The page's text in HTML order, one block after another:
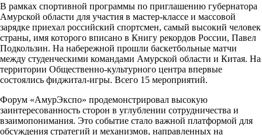
В рамках спортивной программы по приглашению губернатора
Амурской области для участия в мастер-классе и массовой
зарядке приехал российский спортсмен, самый высокий человек
страны, имя которого вписано в Книгу рекордов России, Павел
Подкользин. На набережной прошли баскетбольные матчи
между студенческими командами Амурской области и Китая. На
территории Общественно-культурного центра впервые
состоялись фиджитал-игры. Всего 15 мероприятий.
Форум «АмурЭкспо» продемонстрировал высокую
заинтересованность сторон в углублении сотрудничества и
взаимопонимания. Это событие стало важной платформой для
обсуждения стратегий и механизмов, направленных на